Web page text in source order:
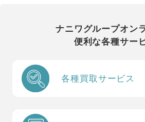
ナニワグループオン
便利な各種サー
各種買取サービス